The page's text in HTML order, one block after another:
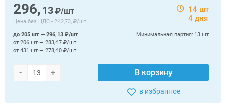
296, 13₽/шт
Цена без НДС - 242,73, ₽/шт
14 шт
4 дня
- + В корзину
Минимальная партия: 13 шт
до 205 шт — 296,13 ₽/шт
от 206 шт — 283,47 ₽/шт
от 431 шт — 278,40 ₽/шт
в избранное